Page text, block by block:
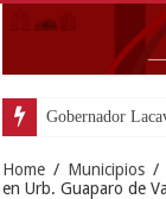
Gobernador
Home / Municipios /
en Urb. Guaparo de